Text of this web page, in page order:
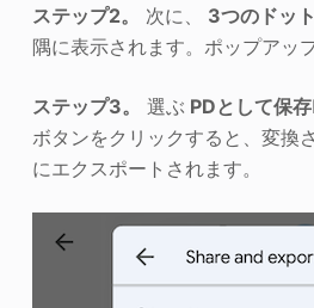
ステップ2。 次に、 3つのドッ
隅に表示されます。ポップアッ
ステップ3。 選ぶ PDとして保存
ボタンをクリックすると、変換
にエクスポートされます。